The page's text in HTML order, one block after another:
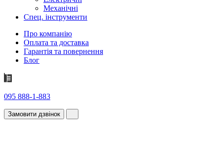
Механічні
Спец. інструменти
Про компанію
Оплата та доставка
Гарантія та повернення
Блог
095 888-1-883
Замовити дзвінок